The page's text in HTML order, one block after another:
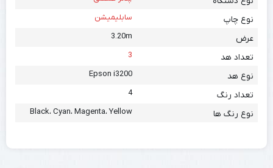
نوع چاپ سابلیمیشن
عرض 3.20m
تعداد هد 3
نوع هد Epson i3200
تعداد رنگ 4
نوع رنگ ها Black، Cyan، Magenta، Yellow